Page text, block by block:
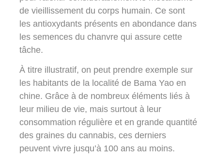
de vieillissement du corps humain. Ce sont
les antioxydants présents en abondance dans
les semences du chanvre qui assure cette
tâche.
À titre illustratif, on peut prendre exemple sur
les habitants de la localité de Bama Yao en
chine. Grâce à de nombreux éléments liés à
leur milieu de vie, mais surtout à leur
consommation régulière et en grande quantité
des graines du cannabis, ces derniers
peuvent vivre jusqu’à 100 ans au moins.